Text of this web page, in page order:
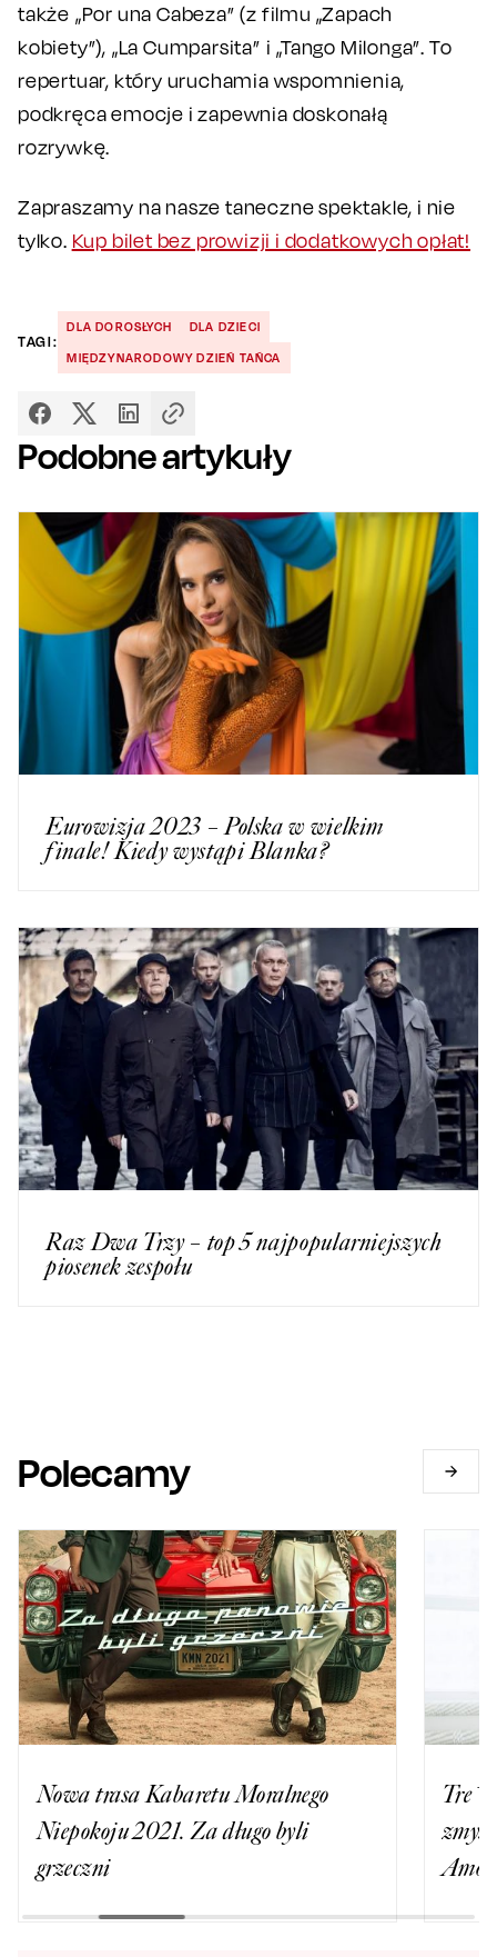
także „Por una Cabeza” (z filmu „Zapach
kobiety”), „La Cumparsita” i „Tango Milonga”. To
repertuar, który uruchamia wspomnienia,
podkręca emocje i zapewnia doskonałą
rozrywkę.
Zapraszamy na nasze taneczne spektakle, i nie
tylko. Kup bilet bez prowizji i dodatkowych opłat!
TAGI:
DLA DOROSŁYCH
DLA DZIECI
MIĘDZYNARODOWY DZIEŃ TAŃCA
Podobne artykuły
Eurowizja 2023 – Polska w wielkim
finale! Kiedy wystąpi Blanka?
Raz Dwa Trzy – top 5 najpopularniejszych
piosenek zespołu
Polecamy
Nowa trasa Kabaretu Moralnego
Niepokoju 2021. Za długo byli
grzeczni
Tre